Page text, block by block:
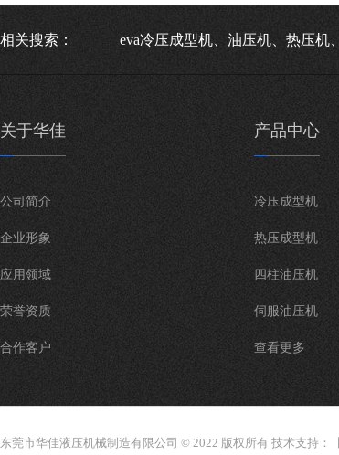
相关搜索： eva冷压成型机、油压机、热压机
关于华佳
公司简介
企业形象
应用领域
荣誉资质
合作客户
产品中心
冷压成型机
热压成型机
四柱油压机
伺服油压机
查看更多
东莞市华佳液压机械制造有限公司 © 2022 版权所有 技术支持：